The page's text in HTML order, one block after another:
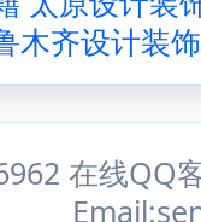
木齐设计装
在线QQ